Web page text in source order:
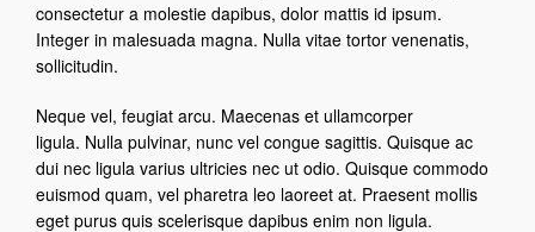
consectetur a molestie dapibus, dolor mattis id ipsum.
Integer in malesuada magna. Nulla vitae tortor venenatis,
sollicitudin.
Neque vel, feugiat arcu. Maecenas et ullamcorper
ligula. Nulla pulvinar, nunc vel congue sagittis. Quisque ac
dui nec ligula varius ultricies nec ut odio. Quisque commodo
euismod quam, vel pharetra leo laoreet at. Praesent mollis
eget purus quis scelerisque dapibus enim non ligula.